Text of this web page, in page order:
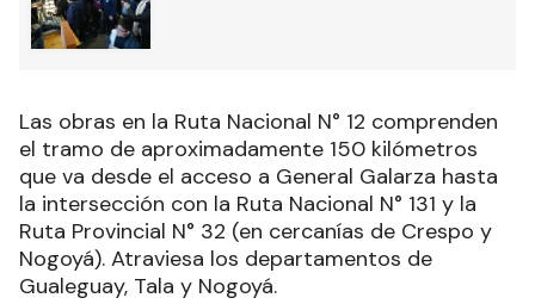
Las obras en la Ruta Nacional N° 12 comprenden
el tramo de aproximadamente 150 kilómetros
que va desde el acceso a General Galarza hasta
la intersección con la Ruta Nacional N° 131 y la
Ruta Provincial N° 32 (en cercanías de Crespo y
Nogoyá). Atraviesa los departamentos de
Gualeguay, Tala y Nogoyá.